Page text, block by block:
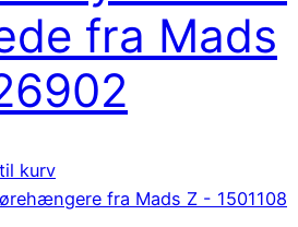
fra Mads
kurv